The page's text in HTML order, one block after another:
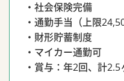
・社会保険完備
・通勤手当（上限
・財形貯蓄制度
・マイカー通勤可
・賞与：年2回、計2.5